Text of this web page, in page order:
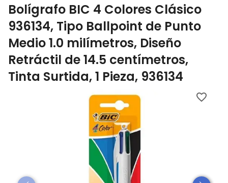
Bolígrafo BIC 4 Colores Clásico
936134, Tipo Ballpoint de Punto
Medio 1.0 milímetros, Diseño
Retráctil de 14.5 centímetros,
Tinta Surtida, 1 Pieza, 936134